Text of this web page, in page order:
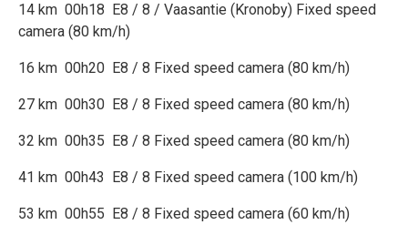
14 km 00h18 E8 / 8 / Vaasantie (Kronoby) Fixed speed
camera (80 km/h)
16 km 00h20 E8 / 8 Fixed speed camera (80 km/h)
27 km 00h30 E8 / 8 Fixed speed camera (80 km/h)
32 km 00h35 E8 / 8 Fixed speed camera (80 km/h)
41 km 00h43 E8 / 8 Fixed speed camera (100 km/h)
53 km 00h55 E8 / 8 Fixed speed camera (60 km/h)